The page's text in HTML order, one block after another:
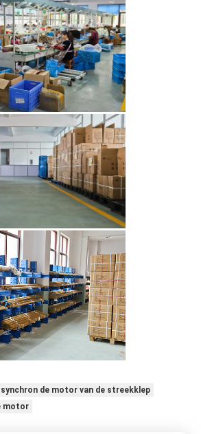
synchron de motor van de streekklep
motor